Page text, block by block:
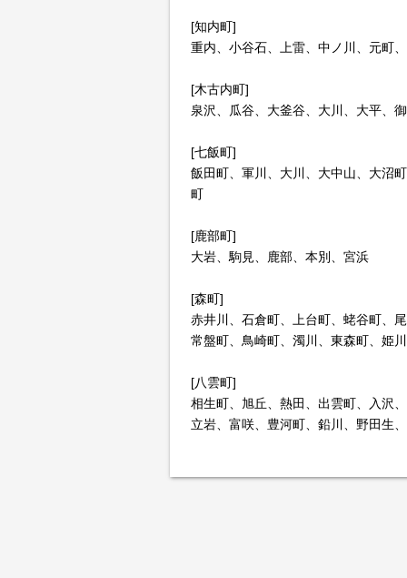
[知内町]
重内、小谷石、上雷、中ノ川、元町
[木古内町]
泉沢、瓜谷、大釜谷、大川、大平、
[七飯町]
飯田町、軍川、大川、大中山、大沼
町
[鹿部町]
大岩、駒見、鹿部、本別、宮浜
[森町]
赤井川、石倉町、上台町、蛯谷町、
常盤町、鳥崎町、濁川、東森町、姫
[八雲町]
相生町、旭丘、熱田、出雲町、入沢
立岩、富咲、豊河町、鉛川、野田生